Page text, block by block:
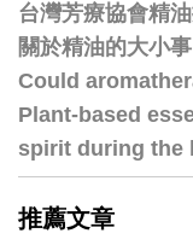
台灣芳療協會精
關於精油的大小
Could
Plant-based
spirit during the
推薦文章